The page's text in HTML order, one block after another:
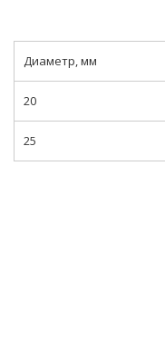
Диаметр, мм
20
25